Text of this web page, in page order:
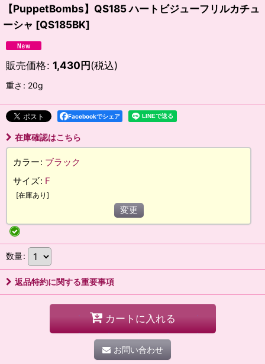
【PuppetBombs】QS185 ハートビジューフリルカチュ
ーシャ [QS185BK]
販売価格: 1,430円(税込)
重さ : 20g
Facebookでシェア
在庫確認はこちら
カラー: ブラック
サイズ: F
[在庫あり ]
変更
数量:
返品特約に関する重要事項
カートに入れる
お問い合わせ